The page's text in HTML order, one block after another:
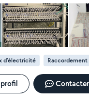
Dépannage électrique
circuits Mise aux normes et
.
. Contrôle d'accès
20 ans d'expérience
sûres et durables
d’électricité
Contacter